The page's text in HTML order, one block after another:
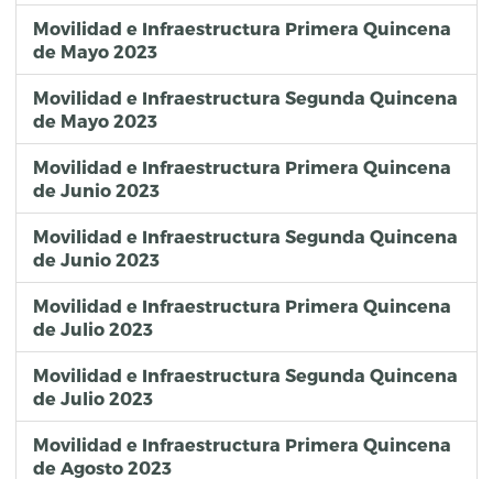
Movilidad e Infraestructura Primera Quincena
de Mayo 2023
Movilidad e Infraestructura Segunda Quincena
de Mayo 2023
Movilidad e Infraestructura Primera Quincena
de Junio 2023
Movilidad e Infraestructura Segunda Quincena
de Junio 2023
Movilidad e Infraestructura Primera Quincena
de Julio 2023
Movilidad e Infraestructura Segunda Quincena
de Julio 2023
Movilidad e Infraestructura Primera Quincena
de Agosto 2023